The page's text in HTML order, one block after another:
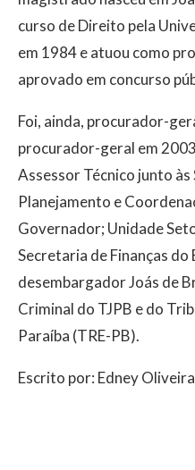
curso de Direito pela
em 1984 e atuou como
aprovado em concurso
Foi, ainda, procurador-
procurador-geral em
Assessor Técnico junto
Planejamento e
Governador; Unidade
Secretaria de Finanças
desembargador Joás de
Criminal do TJPB e do
Paraíba (TRE-PB).
Escrito por: Edney Oliveira